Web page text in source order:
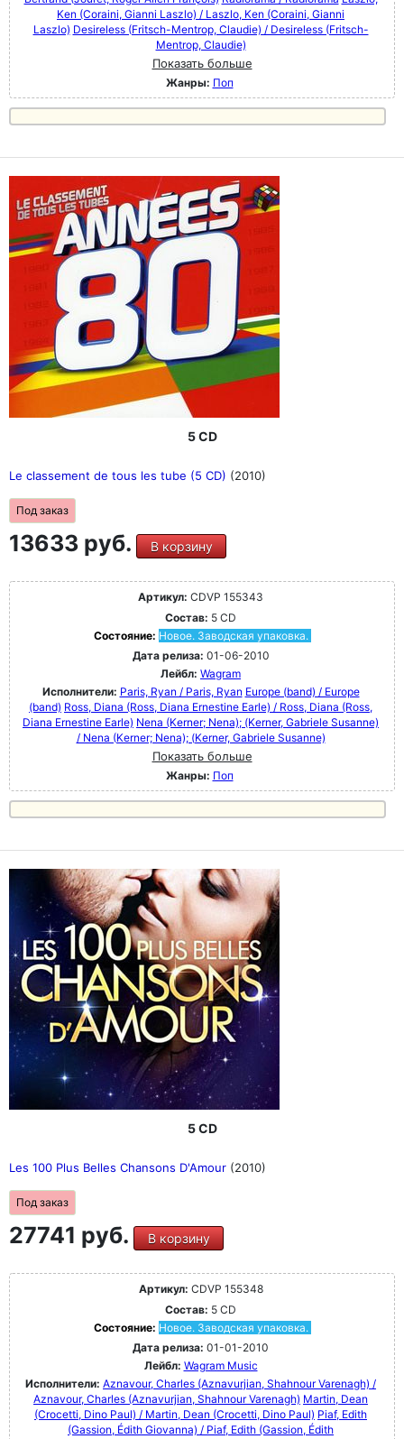
Ken (Coraini, Gianni Laszlo) / Laszlo, Ken (Coraini, Gianni
Laszlo) Desireless (Fritsch-Mentrop, Claudie) / Desireless (Fritsch-
Mentrop, Claudie)
Показать больше
Жанры: Поп
5 CD
Le classement de tous les tube (5 CD) (2010)
Под заказ
13633 руб. В корзину
Артикул: CDVP 155343
Состав: 5 CD
Состояние: Новое. Заводская упаковка.
Дата релиза: 01-06-2010
Лейбл: Wagram
Исполнители: Paris, Ryan / Paris, Ryan Europe (band) / Europe
(band) Ross, Diana (Ross, Diana Ernestine Earle) / Ross, Diana (Ross,
Diana Ernestine Earle) Nena (Kerner; Nena); (Kerner, Gabriele Susanne)
/ Nena (Kerner; Nena); (Kerner, Gabriele Susanne)
Показать больше
Жанры: Поп
5 CD
Les 100 Plus Belles Chansons D'Amour (2010)
Под заказ
27741 руб. В корзину
Артикул: CDVP 155348
Состав: 5 CD
Состояние: Новое. Заводская упаковка.
Дата релиза: 01-01-2010
Лейбл: Wagram Music
Исполнители: Aznavour, Charles (Aznavurjian, Shahnour Varenagh) /
Aznavour, Charles (Aznavurjian, Shahnour Varenagh) Martin, Dean
(Crocetti, Dino Paul) / Martin, Dean (Crocetti, Dino Paul) Piaf, Edith
(Gassion, Édith Giovanna) / Piaf, Edith (Gassion, Édith